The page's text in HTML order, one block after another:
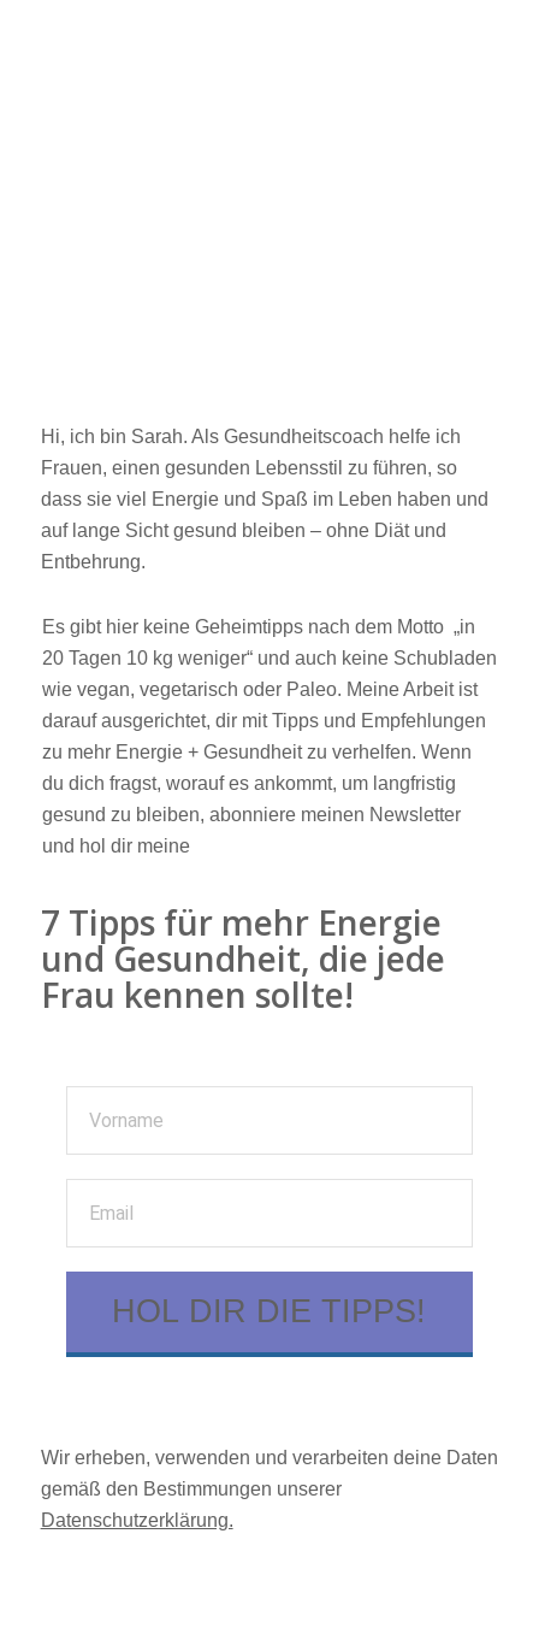
Hi, ich bin Sarah. Als Gesundheitscoach helfe ich
Frauen, einen gesunden Lebensstil zu führen, so
dass sie viel Energie und Spaß im Leben haben und
auf lange Sicht gesund bleiben – ohne Diät und
Entbehrung.
Es gibt hier keine Geheimtipps nach dem Motto „in
20 Tagen 10 kg weniger“ und auch keine Schubladen
wie vegan, vegetarisch oder Paleo. Meine Arbeit ist
darauf ausgerichtet, dir mit Tipps und Empfehlungen
zu mehr Energie + Gesundheit zu verhelfen. Wenn
du dich fragst, worauf es ankommt, um langfristig
gesund zu bleiben, abonniere meinen Newsletter
und hol dir meine
7 Tipps für mehr Energie
und Gesundheit, die jede
Frau kennen sollte!
HOL DIR DIE TIPPS!
Wir erheben, verwenden und verarbeiten deine Daten
gemäß den Bestimmungen unserer
Datenschutzerklärung.